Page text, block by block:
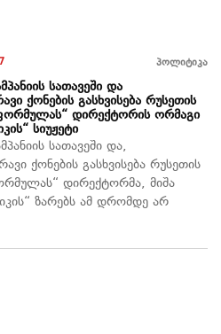
პოლიტიკა
სათავეში და
ქონების გასხვისება რუსეთის
დირექტორის ორმაგი
სიუჟეტი
სათავეში და,
ქონების გასხვისება რუსეთის
დირექტორმა, მიშა
ზარებს ამ დრომდე არ